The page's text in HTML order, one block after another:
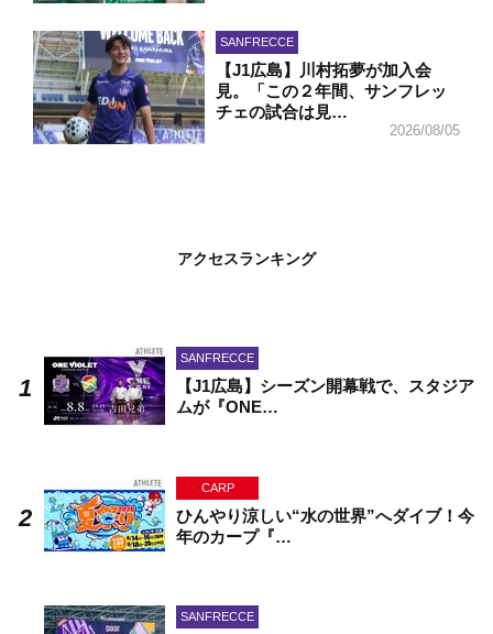
SANFRECCE
【J1広島】川村拓夢が加入会
見。「この２年間、サンフレッ
チェの試合は見…
2026/08/05
アクセスランキング
SANFRECCE
【J1広島】シーズン開幕戦で、スタジア
ムが『ONE…
CARP
ひんやり涼しい“水の世界”へダイブ！今
年のカープ『…
SANFRECCE